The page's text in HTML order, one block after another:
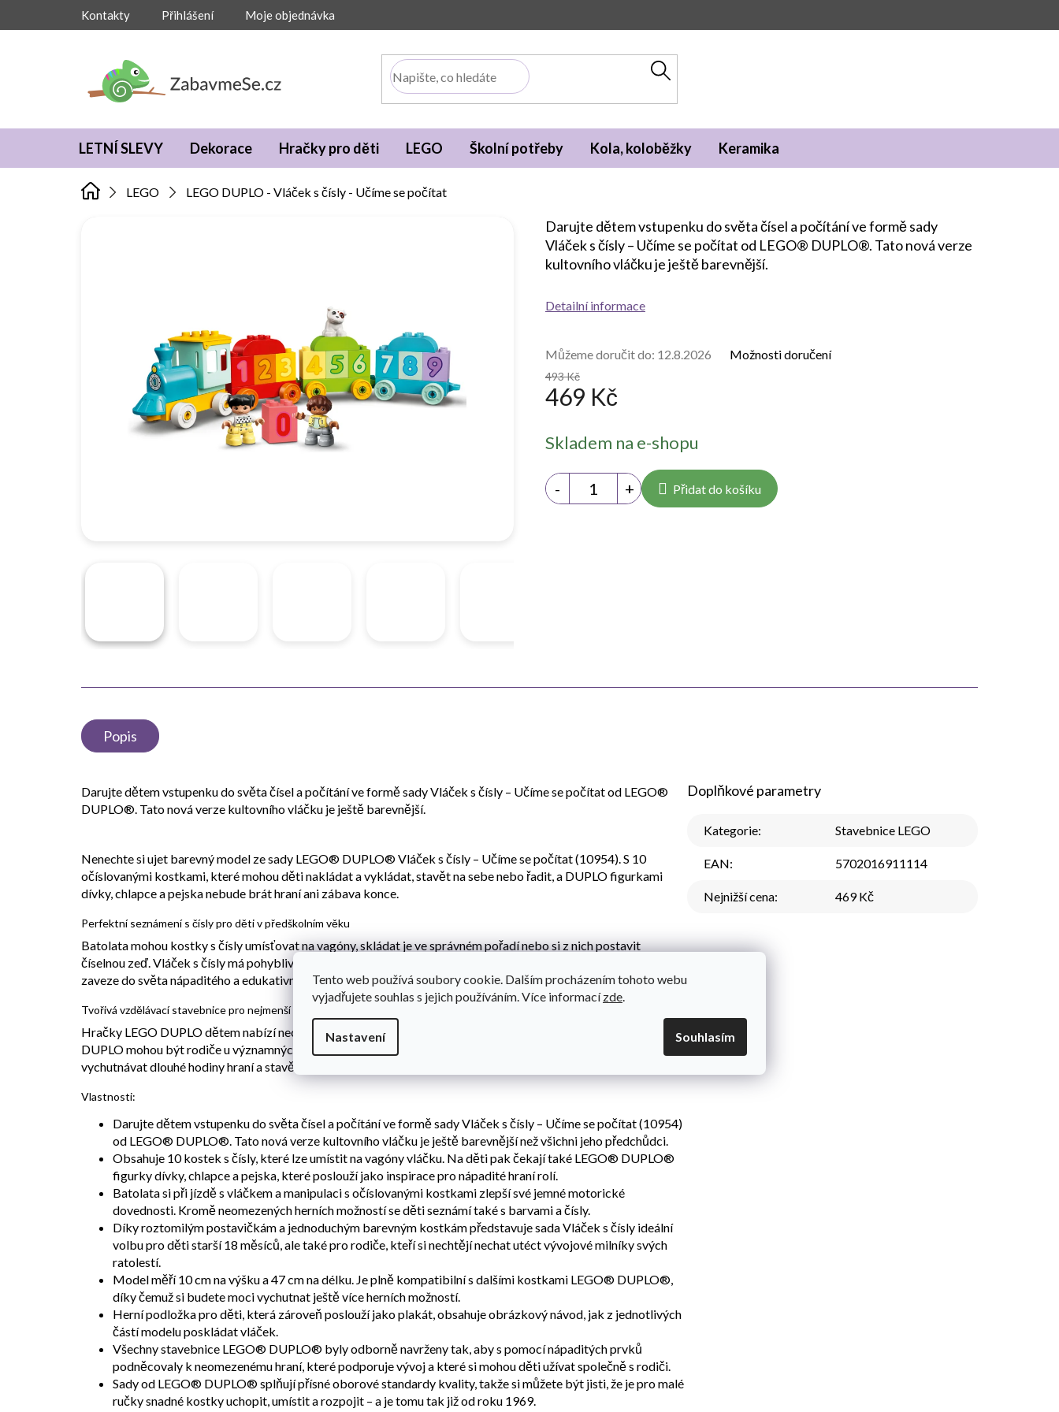
Tento web používá soubory cookie. Dalším procházením tohoto webu
vyjadřujete souhlas s jejich používáním. Více informacízde.
Nastavení Souhlasím
Kontakty Přihlášení Moje objednávka
LETNÍ SLEVY Dekorace Hračky pro děti LEGO Školní potřeby Kola, koloběžky Keramika
LEGO LEGO DUPLO - Vláček s čísly - Učíme se počítat
493 Kč
469 Kč
cena:
Skladem na e-shopu
Můžeme doručit do: 12.8.2026 Možnosti doručení
Přidat do košíku
Darujte dětem vstupenku do světa čísel a počítání ve formě sady
Vláček s čísly – Učíme se počítat od LEGO® DUPLO®. Tato nová verze
kultovního vláčku je ještě barevnější.
Detailní informace
Popis
Darujte dětem vstupenku do světa čísel a počítání ve formě sady Vláček s čísly – Učíme se počítat od LEGO®
DUPLO®. Tato nová verze kultovního vláčku je ještě barevnější.
Nenechte si ujet barevný model ze sady LEGO® DUPLO® Vláček s čísly – Učíme se počítat (10954). S 10
očíslovanými kostkami, které mohou děti nakládat a vykládat, stavět na sebe nebo řadit, a DUPLO figurkami
dívky, chlapce a pejska nebude brát hraní ani zábava konce.
Perfektní seznámení s čísly pro děti v předškolním věku
Batolata mohou kostky s čísly umísťovat na vagóny, skládat je ve správném pořadí nebo si z nich postavit
číselnou zeď. Vláček s čísly má pohyblivá kolečka a otevírací střechu, takže vaši ratolest i přiložené figurky
zaveze do světa nápaditého a edukativního hraní!
Tvořivá vzdělávací stavebnice pro nejmenší
Hračky LEGO DUPLO dětem nabízí neomezenou zábavu, možnost sebevyjádření a učení hrou. Díky stavebnicím
DUPLO mohou být rodiče u významných vývojových milníků svých dětí, které prožijí, zatímco si budou
vychutnávat dlouhé hodiny hraní a stavění.
Vlastnosti:
Darujte dětem vstupenku do světa čísel a počítání ve formě sady Vláček s čísly – Učíme se počítat (10954)
od LEGO® DUPLO®. Tato nová verze kultovního vláčku je ještě barevnější než všichni jeho předchůdci.
Obsahuje 10 kostek s čísly, které lze umístit na vagóny vláčku. Na děti pak čekají také LEGO® DUPLO®
figurky dívky, chlapce a pejska, které poslouží jako inspirace pro nápadité hraní rolí.
Batolata si při jízdě s vláčkem a manipulaci s očíslovanými kostkami zlepší své jemné motorické
dovednosti. Kromě neomezených herních možností se děti seznámí také s barvami a čísly.
Díky roztomilým postavičkám a jednoduchým barevným kostkám představuje sada Vláček s čísly ideální
volbu pro děti starší 18 měsíců, ale také pro rodiče, kteří si nechtějí nechat utéct vývojové milníky svých
ratolestí.
Model měří 10 cm na výšku a 47 cm na délku. Je plně kompatibilní s dalšími kostkami LEGO® DUPLO®,
díky čemuž si budete moci vychutnat ještě více herních možností.
Herní podložka pro děti, která zároveň poslouží jako plakát, obsahuje obrázkový návod, jak z jednotlivých
částí modelu poskládat vláček.
Všechny stavebnice LEGO® DUPLO® byly odborně navrženy tak, aby s pomocí nápaditých prvků
podněcovaly k neomezenému hraní, které podporuje vývoj a které si mohou děti užívat společně s rodiči.
Sady od LEGO® DUPLO® splňují přísné oborové standardy kvality, takže si můžete být jisti, že je pro malé
ručky snadné kostky uchopit, umístit a rozpojit – a je tomu tak již od roku 1969.
Doplňkové parametry
Kategorie: Stavebnice LEGO
EAN: 5702016911114
Nejnižší cena: 469 Kč